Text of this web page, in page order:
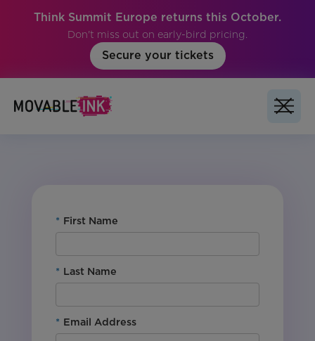
Think Summit Europe returns this October.
Don't miss out on early-bird pricing.
Secure your tickets
* First Name
* Last Name
* Email Address